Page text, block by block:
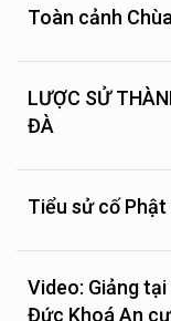
Toàn cảnh
LƯỢC SỬ
ĐÀ
Tiểu sử cố
Video: Giảng
Đức Khoá An